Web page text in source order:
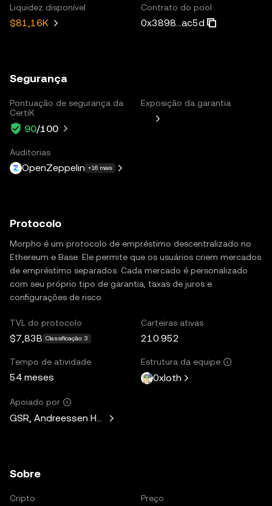
Liquidez disponível
$81,16K
Contrato do pool
0x3898...ac5d
Segurança
Pontuação de segurança da
CertiK
90/100
Exposição da garantia
Auditorias
OpenZeppelin +16 mais
Protocolo
Morpho é um protocolo de empréstimo descentralizado no
Ethereum e Base. Ele permite que os usuários criem mercados
de empréstimo separados. Cada mercado é personalizado
com seu próprio tipo de garantia, taxas de juros e
configurações de risco.
TVL do protocolo
$7,83B Classificação: 3
Carteiras ativas
210.952
Tempo de atividade
54 meses
Estrutura da equipe
0xloth
Apoiado por
GSR, Andreessen Horowitz, Mechanism Capital, Variant
Sobre
Cripto Preço